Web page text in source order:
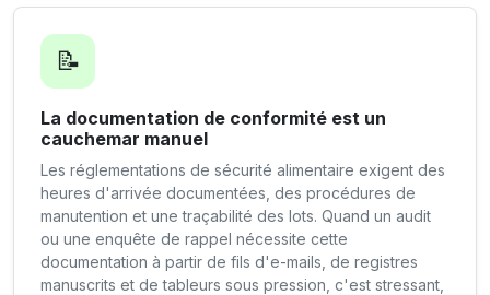
📝
La documentation de conformité est un
cauchemar manuel
Les réglementations de sécurité alimentaire exigent des
heures d'arrivée documentées, des procédures de
manutention et une traçabilité des lots. Quand un audit
ou une enquête de rappel nécessite cette
documentation à partir de fils d'e-mails, de registres
manuscrits et de tableurs sous pression, c'est stressant,